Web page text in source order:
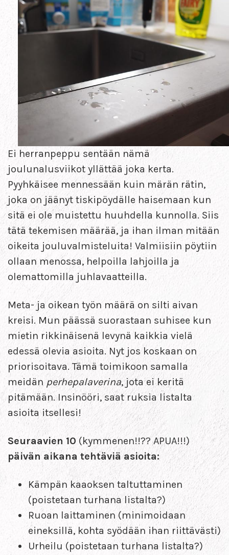
Ei herranpeppu sentään nämä
joulunalusviikot yllättää joka kerta.
Pyyhkäisee mennessään kuin märän rätin,
joka on jäänyt tiskipöydälle haisemaan kun
sitä ei ole muistettu huuhdella kunnolla. Siis
tätä tekemisen määrää, ja ihan ilman mitään
oikeita jouluvalmisteluita! Valmiisiin pöytiin
ollaan menossa, helpoilla lahjoilla ja
olemattomilla juhlavaatteilla.
Meta- ja oikean työn määrä on silti aivan
kreisi. Mun päässä suorastaan suhisee kun
mietin rikkinäisenä levynä kaikkia vielä
edessä olevia asioita. Nyt jos koskaan on
priorisoitava. Tämä toimikoon samalla
meidän perhepalaverina, jota ei keritä
pitämään. Insinööri, saat ruksia listalta
asioita itsellesi!
Seuraavien 10 (kymmenen!!?? APUA!!!)
päivän aikana tehtäviä asioita:
Kämpän kaaoksen taltuttaminen
(poistetaan turhana listalta?)
Ruoan laittaminen (minimoidaan
eineksillä, kohta syödään ihan riittävästi)
Urheilu (poistetaan turhana listalta?)